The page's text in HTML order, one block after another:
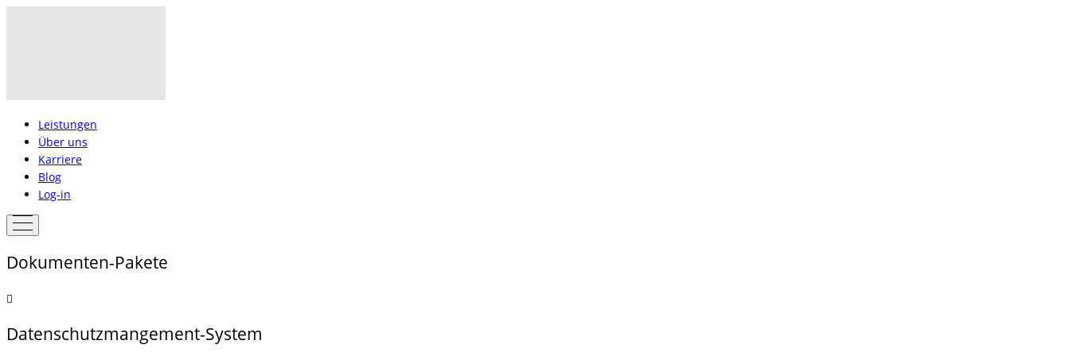
Leistungen
Über uns
Karriere
Blog
Log-in
Dokumenten-Pakete
Datenschutzmangement-System